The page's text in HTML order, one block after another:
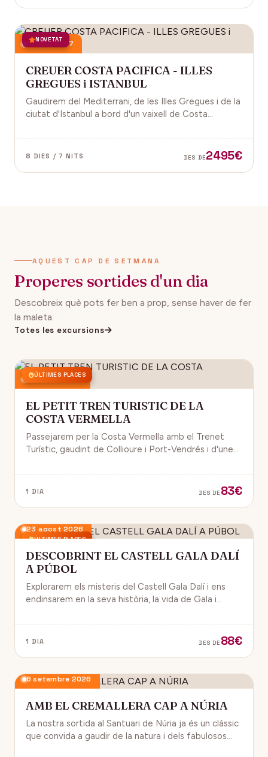
NOVETAT
18 juny 2027
CREUER COSTA PACIFICA - ILLES
GREGUES i ISTANBUL
Gaudirem del Mediterrani, de les Illes Gregues i de la
ciutat d'Istanbul a bord d'un vaixell de Costa
8 DIES / 7 NITS DES DE2495€
AQUEST CAP DE SETMANA
Properes sortides d'un dia
Descobreix què pots fer ben a prop, sense haver de fer
la maleta.
Totes les excursions
ÚLTIMES PLACES
16 agost 2026
EL PETIT TREN TURISTIC DE LA
COSTA VERMELLA
Passejarem per la Costa Vermella amb el Trenet
Turístic, gaudint de Collioure i Port-Vendrés i d'unes
1 DIA DES DE 83€
ÚLTIMES PLACES
23 agost 2026
DESCOBRINT EL CASTELL GALA DALÍ
A PÚBOL
Explorarem els misteris del Castell Gala Dalí i ens
endinsarem en la seva història, la vida de Gala i
1 DIA DES DE 88€
6 setembre 2026
AMB EL CREMALLERA CAP A NÚRIA
La nostra sortida al Santuari de Núria ja és un clàssic
que convida a gaudir de la natura i dels fabulosos